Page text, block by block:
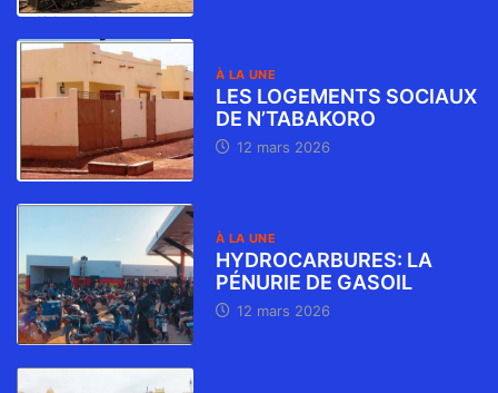
À LA UNE
LES LOGEMENTS SOCIAUX
DE N’TABAKORO
12 mars 2026
À LA UNE
HYDROCARBURES: LA
PÉNURIE DE GASOIL
12 mars 2026